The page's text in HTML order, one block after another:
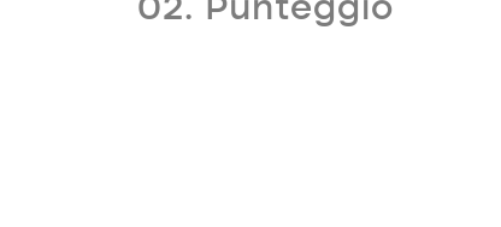
02. Punteggio